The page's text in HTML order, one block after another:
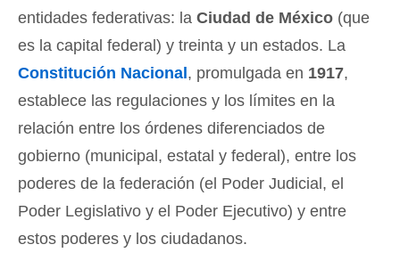
entidades federativas: la Ciudad de México (que
es la capital federal) y treinta y un estados. La
Constitución Nacional, promulgada en 1917,
establece las regulaciones y los límites en la
relación entre los órdenes diferenciados de
gobierno (municipal, estatal y federal), entre los
poderes de la federación (el Poder Judicial, el
Poder Legislativo y el Poder Ejecutivo) y entre
estos poderes y los ciudadanos.